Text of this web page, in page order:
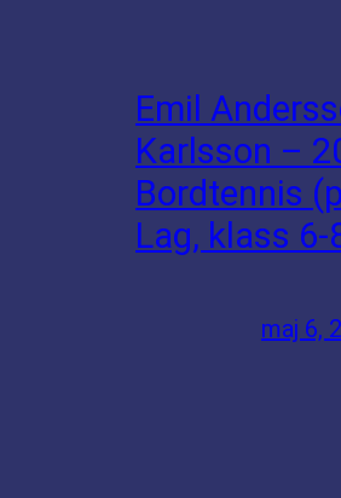
Emil
Karlsson –
Bordtennis
Lag, klass
maj 6,